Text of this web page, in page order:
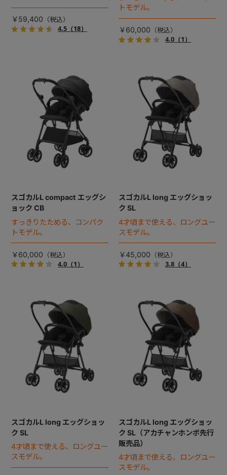
スベビーカー誕生。
￥59,400
4.5（18）
トモデル。
￥60,000
4.0（1）
スゴカルL compact エッグシ
ョック CB
すっきりたためる、コンパク
トモデル。
￥60,000
4.0（1）
スゴカルL long エッグショッ
ク SL
4才頃まで使える、ロングユー
スモデル。
￥45,000
3.8（4）
スゴカルL long エッグショッ
ク SL
4才頃まで使える、ロングユー
スモデル。
スゴカルL long エッグショッ
ク SL（アカチャンホンポ先行
販売品）
4才頃まで使える、ロングユー
スモデル。